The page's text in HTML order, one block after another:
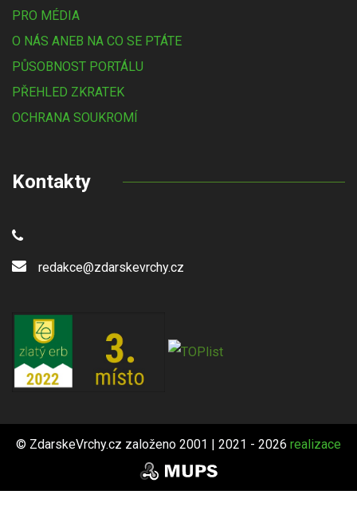
PRO MÉDIA
O NÁS ANEB NA CO SE PTÁTE
PŮSOBNOST PORTÁLU
PŘEHLED ZKRATEK
OCHRANA SOUKROMÍ
Kontakty
redakce@zdarskevrchy.cz
© ZdarskeVrchy.cz založeno 2001 | 2021 - 2026 realizace